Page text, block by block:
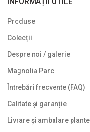
Reduceri
Soiuri speciale/licențiate
Uncategorized
Produse
Colecții
Despre noi / galerie
Magnolia Parc
Întrebări frecvente (FAQ)
Calitate și garanție
Livrare și ambalare plante